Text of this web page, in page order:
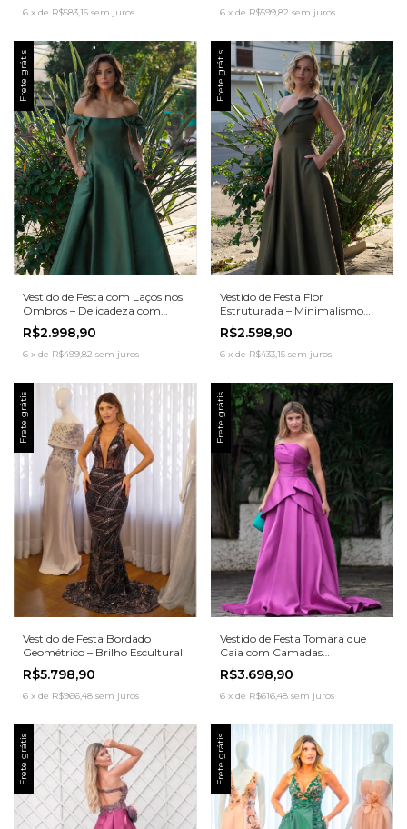
6 x de R$583,15 sem juros 6 x de R$599,82 sem juros
Frete grátis
Vestido de Festa com Laços nos
Ombros – Delicadeza com
Toque Romântico
R$2.998,90
6 x de R$499,82 sem juros
Frete grátis
Vestido de Festa Flor
Estruturada – Minimalismo
com Personalidade
R$2.598,90
6 x de R$433,15 sem juros
Frete grátis
Vestido de Festa Bordado
Geométrico – Brilho Escultural
R$5.798,90
6 x de R$966,48 sem juros
Frete grátis
Vestido de Festa Tomara que
Caia com Camadas
Assimétricas – Escultura em
Movimento
R$3.698,90
6 x de R$616,48 sem juros
Frete grátis Frete grátis